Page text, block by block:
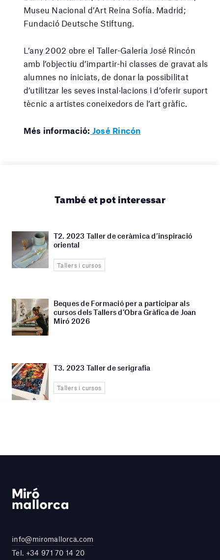
Museu Nacional d’Art Reina Sofía. Madrid;
Fundació Deutsche Stiftung.
L’any 2002 obre el Taller-Galeria José Rincón
amb l’objectiu d’impartir-hi classes de gravat als
alumnes no iniciats, de donar la possibilitat
d’utilitzar les seves instal·lacions i d’oferir suport
tècnic a artistes coneixedors de l’art gràfic.
Més informació: José Rincón
També et pot interessar
T2. 2023 Taller de ceràmica d’inspiració
oriental
Tallers i cursos
Beques de Formació per a participar als
cursos dels Tallers d’Obra Gràfica de Joan
Miró 2026
T3. 2023 Taller de serigrafia
Tallers i cursos
info@miromallorca.com
Tel. +34 971 70 14 20